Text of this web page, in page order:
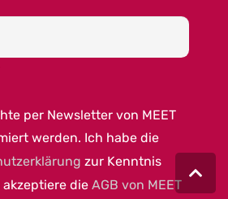
per Newsletter von MEET
werden. Ich habe die
zur Kenntnis
die AGB von MEET